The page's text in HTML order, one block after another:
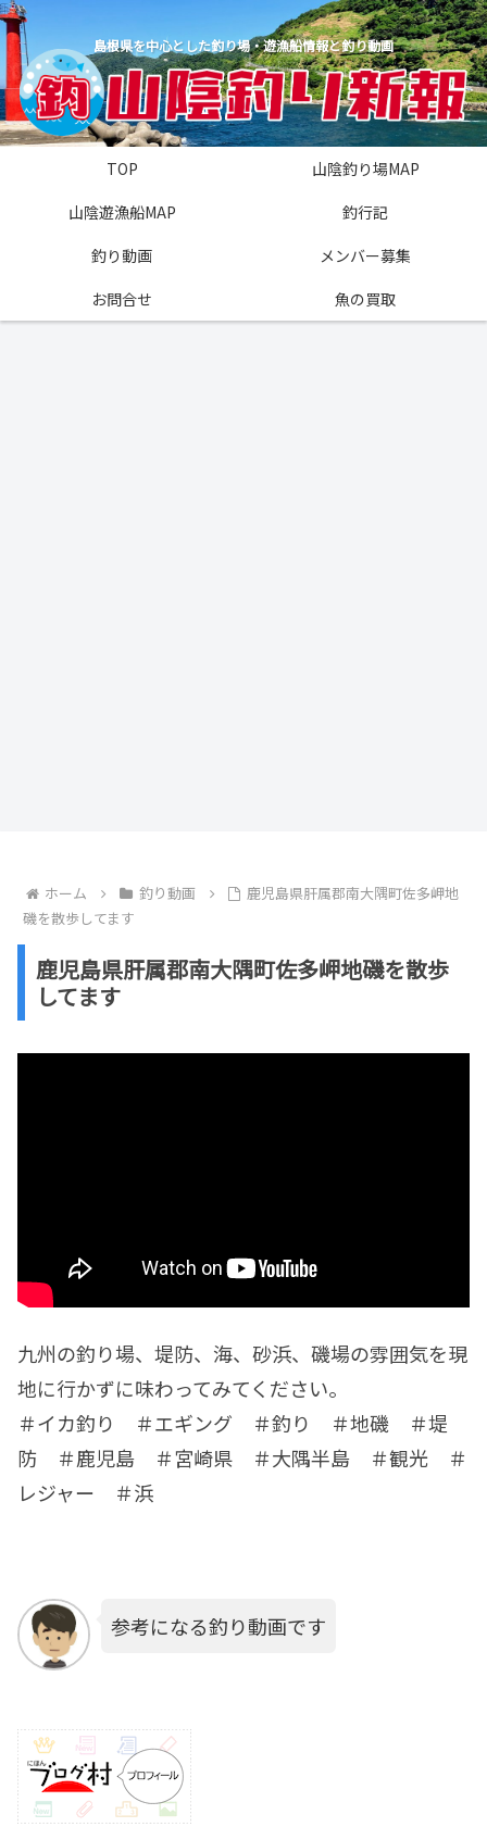
島根県を中心とした釣り場・遊漁船情報と釣り動画
TOP
山陰釣り場MAP
山陰遊漁船MAP
釣行記
釣り動画
メンバー募集
お問合せ
魚の買取
ホーム 釣り動画
鹿児島県肝属郡南大隅町佐多岬地
磯を散歩してます
鹿児島県肝属郡南大隅町佐多岬地磯を散歩
してます
九州の釣り場、堤防、海、砂浜、磯場の雰囲気を現
地に行かずに味わってみてください。
＃イカ釣り ＃エギング ＃釣り ＃地磯 ＃堤
防 ＃鹿児島 ＃宮崎県 ＃大隅半島 ＃観光 ＃
レジャー ＃浜
参考になる釣り動画です